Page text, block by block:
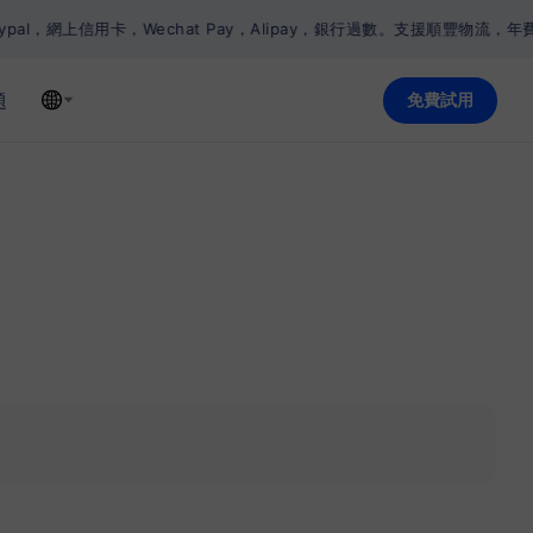
信用卡，Wechat Pay，Alipay，銀行過數。支援順豐物流，年費計劃
免費試用